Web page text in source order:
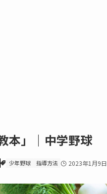
本」｜中学野球
少年野球 指導方法 2023年1月9日